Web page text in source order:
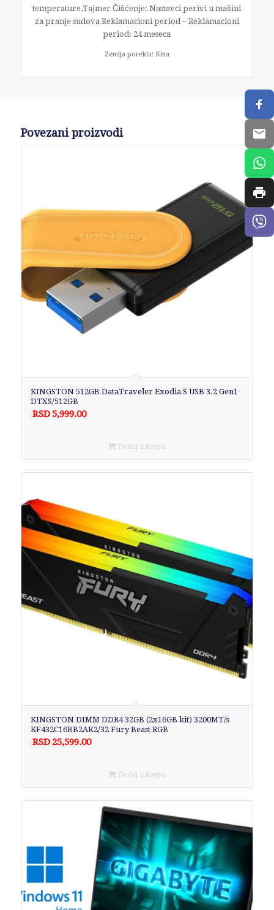
temperature,Tajmer Čišćenje: Nastavci perivi u mašini
za pranje sudova Reklamacioni period – Reklamacioni
period: 24 meseca
Zemlja porekla: Kina
Povezani proizvodi
KINGSTON 512GB DataTraveler Exodia S USB 3.2 Gen1
DTXS/512GB
RSD5,999.00
Dodaj u korpu
KINGSTON DIMM DDR4 32GB (2x16GB kit) 3200MT/s
KF432C16BB2AK2/32 Fury Beast RGB
RSD 25,599.00
Dodaj u korpu